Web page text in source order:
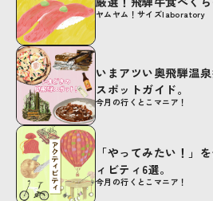
ヤムヤム！サイズlaboratory
今月の行くとこマニア！
いまアツい奥飛騨温
スポットガイド。
今月の行くとこマニア！
「やってみたい！」
ィビティ6選。